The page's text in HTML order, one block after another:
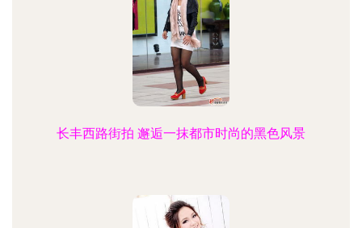
长丰西路街拍 邂逅一抹都市时尚的黑色风景